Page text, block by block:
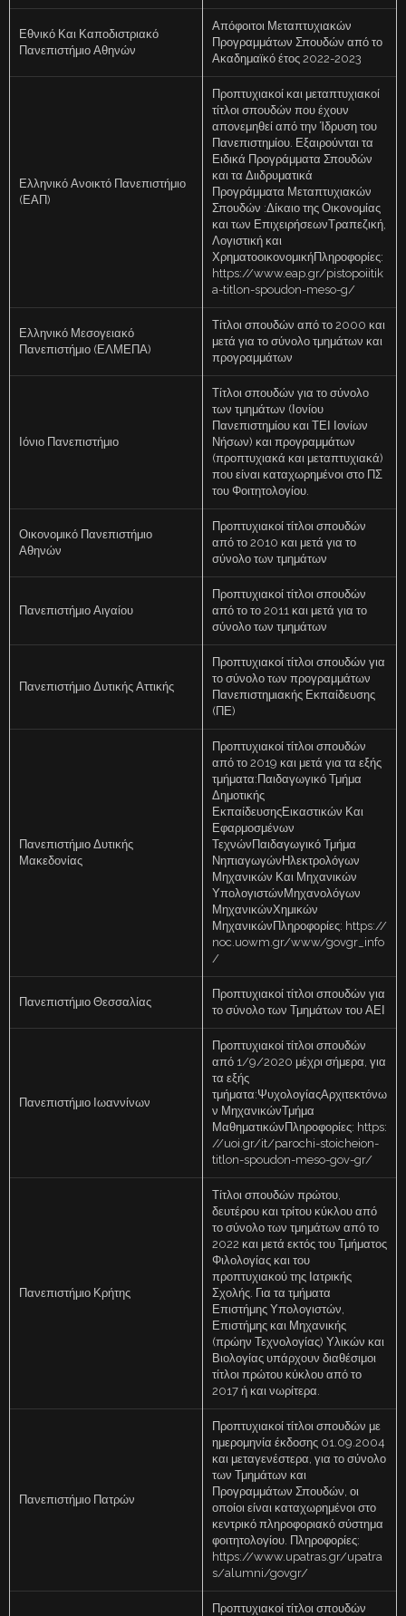
Εθνικό Και Καποδιστριακό
Πανεπιστήμιο Αθηνών
Απόφοιτοι Μεταπτυχιακών
Προγραμμάτων Σπουδών από το
Ακαδημαϊκό έτος 2022-2023
Ελληνικό Ανοικτό Πανεπιστήμιο
(ΕΑΠ)
Προπτυχιακοί και μεταπτυχιακοί
τίτλοι σπουδών που έχουν
απονεμηθεί από την Ίδρυση του
Πανεπιστημίου. Εξαιρούνται τα
Ειδικά Προγράμματα Σπουδών
και τα Διιδρυματικά
Προγράμματα Μεταπτυχιακών
Σπουδών :Δίκαιο της Οικονομίας
και των ΕπιχειρήσεωνΤραπεζική,
Λογιστική και
ΧρηματοοικονομικήΠληροφορίες:
https://www.eap.gr/pistopoiitik
a-titlon-spoudon-meso-g/
Ελληνικό Μεσογειακό
Πανεπιστήμιο (ΕΛΜΕΠΑ)
Τίτλοι σπουδών από το 2000 και
μετά για το σύνολο τμημάτων και
προγραμμάτων
Ιόνιο Πανεπιστήμιο
Τίτλοι σπουδών για το σύνολο
των τμημάτων (Ιονίου
Πανεπιστημίου και ΤΕΙ Ιονίων
Νήσων) και προγραμμάτων
(προπτυχιακά και μεταπτυχιακά)
που είναι καταχωρημένοι στο ΠΣ
του Φοιτητολογίου.
Οικονομικό Πανεπιστήμιο
Αθηνών
Προπτυχιακοί τίτλοι σπουδών
από το 2010 και μετά για το
σύνολο των τμημάτων
Πανεπιστήμιο Αιγαίου
Προπτυχιακοί τίτλοι σπουδών
από το το 2011 και μετά για το
σύνολο των τμημάτων
Πανεπιστήμιο Δυτικής Αττικής
Προπτυχιακοί τίτλοι σπουδών για
το σύνολο των προγραμμάτων
Πανεπιστημιακής Εκπαίδευσης
(ΠΕ)
Πανεπιστήμιο Δυτικής
Μακεδονίας
Προπτυχιακοί τίτλοι σπουδών
από το 2019 και μετά για τα εξής
τμήματα:Παιδαγωγικό Τμήμα
Δημοτικής
ΕκπαίδευσηςΕικαστικών Και
Εφαρμοσμένων
ΤεχνώνΠαιδαγωγικό Τμήμα
ΝηπιαγωγώνΗλεκτρολόγων
Μηχανικών Και Μηχανικών
ΥπολογιστώνΜηχανολόγων
ΜηχανικώνΧημικών
ΜηχανικώνΠληροφορίες: https://
noc.uowm.gr/www/govgr_info
/
Πανεπιστήμιο Θεσσαλίας
Προπτυχιακοί τίτλοι σπουδών για
το σύνολο των Τμημάτων του ΑΕΙ
Πανεπιστήμιο Ιωαννίνων
Προπτυχιακοί τίτλοι σπουδών
από 1/9/2020 μέχρι σήμερα, για
τα εξής
τμήματα:ΨυχολογίαςΑρχιτεκτόνω
ν ΜηχανικώνΤμήμα
ΜαθηματικώνΠληροφορίες: https:
//uoi.gr/it/parochi-stoicheion-
titlon-spoudon-meso-gov-gr/
Πανεπιστήμιο Κρήτης
Τίτλοι σπουδών πρώτου,
δευτέρου και τρίτου κύκλου από
το σύνολο των τμημάτων από το
2022 και μετά εκτός του Τμήματος
Φιλολογίας και του
προπτυχιακού της Ιατρικής
Σχολής. Για τα τμήματα
Επιστήμης Υπολογιστών,
Επιστήμης και Μηχανικής
(πρώην Τεχνολογίας) Υλικών και
Βιολογίας υπάρχουν διαθέσιμοι
τίτλοι πρώτου κύκλου από το
2017 ή και νωρίτερα.
Πανεπιστήμιο Πατρών
Προπτυχιακοί τίτλοι σπουδών με
ημερομηνία έκδοσης 01.09.2004
και μεταγενέστερα, για το σύνολο
των Τμημάτων και
Προγραμμάτων Σπουδών, οι
οποίοι είναι καταχωρημένοι στο
κεντρικό πληροφοριακό σύστημα
φοιτητολογίου. Πληροφορίες:
https://www.upatras.gr/upatra
s/alumni/govgr/
Προπτυχιακοί τίτλοι σπουδών